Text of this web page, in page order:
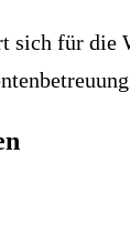
sich für